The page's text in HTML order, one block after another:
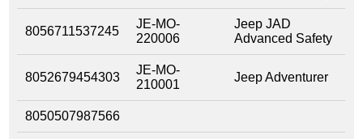
8056711537245
JE-MO-
220006
Jeep JAD
Advanced Safety
8052679454303
JE-MO-
210001
Jeep Adventurer
8050507987566